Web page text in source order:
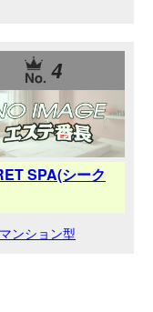
4
SPA(シーク
マンション型